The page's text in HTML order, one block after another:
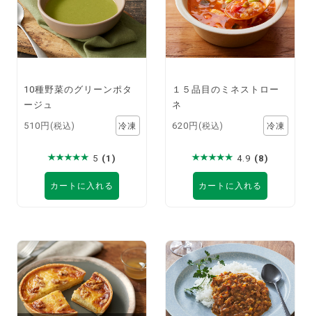
10種野菜のグリーンポタ
ージュ
510円 (税込)
5 (1)
カートに入れる
１５品目のミネストロー
ネ
620円 (税込)
4.9 (8)
カートに入れる